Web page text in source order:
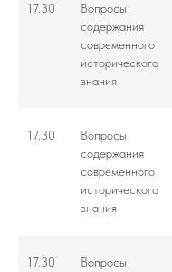
17.30
Вопросы
содержания
современного
исторического
знания
17.30
Вопросы
содержания
современного
исторического
знания
17.30
Вопросы